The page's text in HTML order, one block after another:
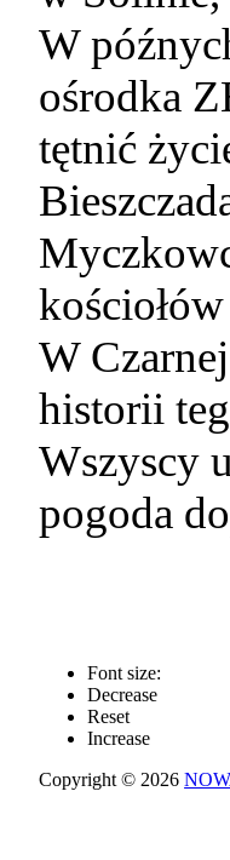
W
ośrodka
tętnić
W
historii
Wszyscy
pogoda
Font size:
Decrease
Reset
Increase
Copyright © 2026